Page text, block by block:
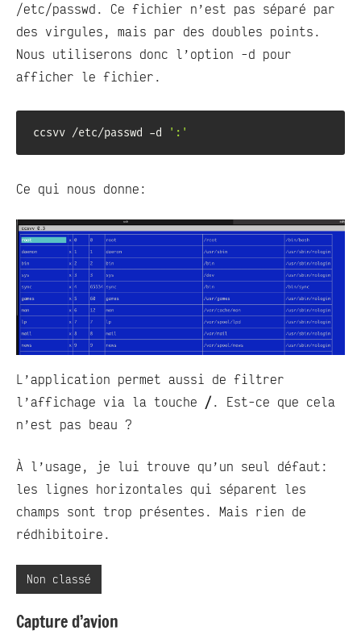
/etc/passwd. Ce fichier n’est pas séparé par
des virgules, mais par des doubles points.
Nous utiliserons donc l’option -d pour
afficher le fichier.
ccsvv /etc/passwd -d ':'
Ce qui nous donne:
L’application permet aussi de filtrer
l’affichage via la touche /. Est-ce que cela
n’est pas beau ?
À l’usage, je lui trouve qu’un seul défaut:
les lignes horizontales qui séparent les
champs sont trop présentes. Mais rien de
rédhibitoire.
Non classé
Capture d’avion